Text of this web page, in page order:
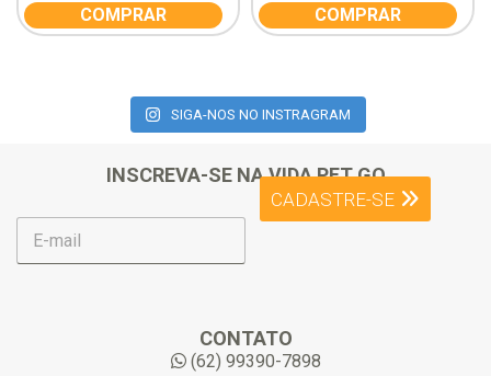
5
COMPRAR
5
COMPRAR
SIGA-NOS NO INSTRAGRAM
INSCREVA-SE NA VIDA PET GO
E
m
CADASTRE-SE
CONTATO
(62) 99390-7898